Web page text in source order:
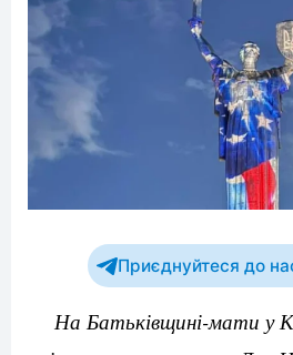
Приєднуйтеся до
На Батьківщині-мати у